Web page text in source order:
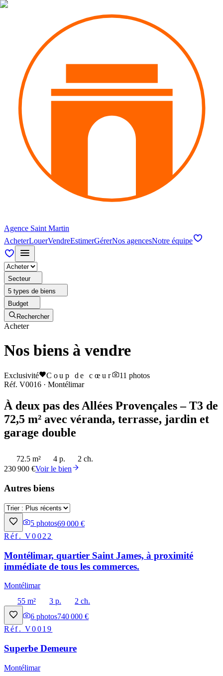
Agence Saint Martin
AcheterLouerVendreEstimerGérerNos agencesNotre équipe
Secteur
5 types de biens
Budget
Rechercher
Acheter
Nos biens à vendre
Exclusivité Coup de cœur 11 photos
Réf. V0016 · Montélimar
À deux pas des Allées Provençales – T3 de
72,5 m² avec véranda, terrasse, jardin et
garage double
72.5 m² 4 p.
2 ch.
230 900 €Voir le bien
Autres biens
5 photos69 000 €
Réf.V0022
Montélimar, quartier Saint James, à proximité
immédiate de tous les commerces.
Montélimar
55 m²
3 p.
2 ch.
6 photos740 000 €
Réf.V0019
Superbe Demeure
Montélimar